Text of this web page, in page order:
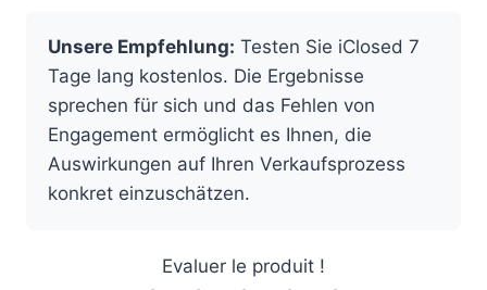
Unsere Empfehlung: Testen Sie iClosed 7
Tage lang kostenlos. Die Ergebnisse
sprechen für sich und das Fehlen von
Engagement ermöglicht es Ihnen, die
Auswirkungen auf Ihren Verkaufsprozess
konkret einzuschätzen.
Evaluer le produit !